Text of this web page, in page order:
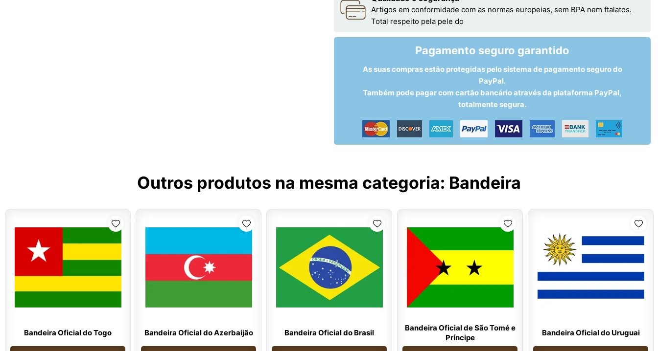
Artigos em conformidade com as normas europeias, sem BPA nem ftalatos.
Total respeito pela pele do
Pagamento seguro garantido
As suas compras estão protegidas pelo sistema de pagamento seguro do
PayPal.
Também pode pagar com cartão bancário através da plataforma PayPal,
totalmente segura.
Outros produtos na mesma categoria: Bandeira
Bandeira Oficial do Togo Bandeira Oficial do Azerbaijão Bandeira Oficial do Brasil
Bandeira Oficial de São Tomé e
Príncipe
Bandeira Oficial do Uruguai